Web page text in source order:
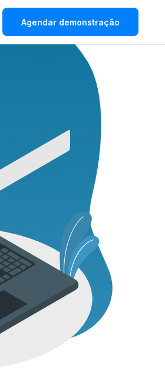
Agendar demonstração